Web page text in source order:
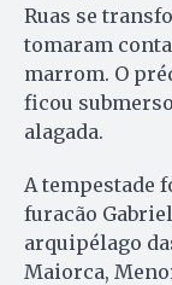
Ruas se
tomaram
marrom. O
ficou
alagada.
A tempestade
furacão
arquipélago
Maiorca,